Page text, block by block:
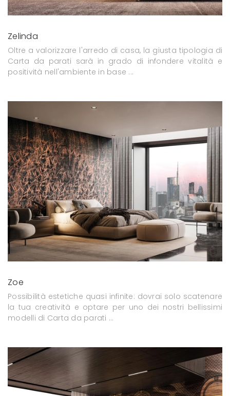
Zelinda
Oltre a valorizzare l'arredo di casa, la giusta tipologia di
Carta da parati sarà in grado di infondere vitalità e
positività nell'ambiente in base ...
Zoe
Possibilità estetiche quasi infinite: dovrai solo scatenare
la tua creatività e optare per uno dei nostri bellissimi
modelli di Carta da parati ...